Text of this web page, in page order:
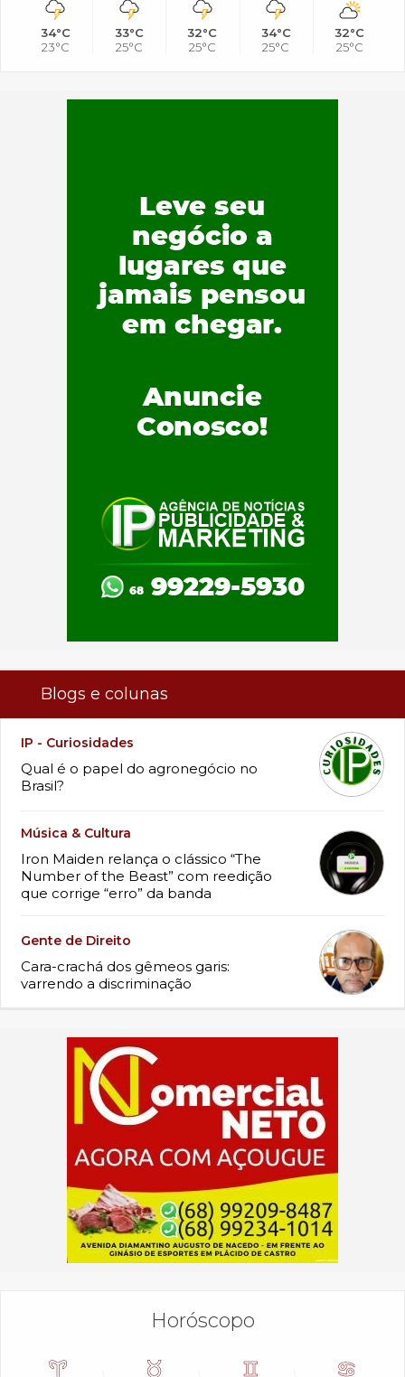
34°C
23°C
33°C
25°C
32°C
25°C
34°C
25°C
32°C
25°C
Blogs e colunas
IP - Curiosidades
Qual é o papel do agronegócio no
Brasil?
Música & Cultura
Iron Maiden relança o clássico “The
Number of the Beast” com reedição
que corrige “erro” da banda
Gente de Direito
Cara-crachá dos gêmeos garis:
varrendo a discriminação
Horóscopo